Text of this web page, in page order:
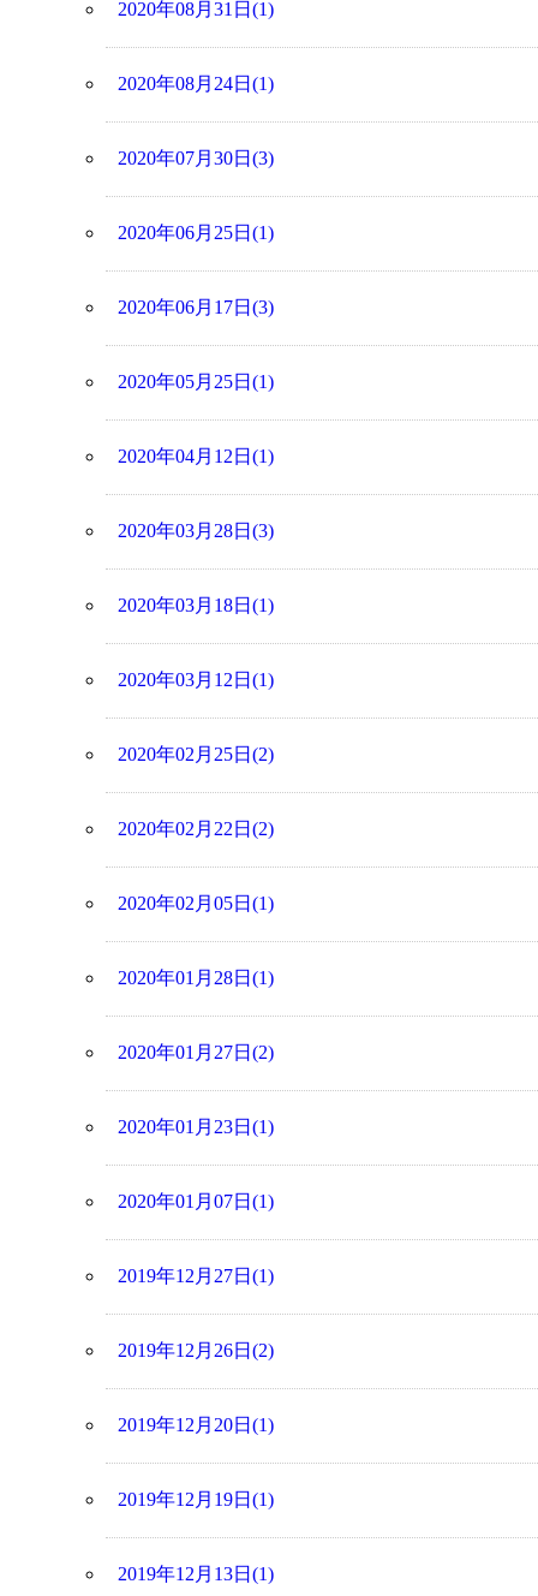
2020年08月31日(1)
2020年08月24日(1)
2020年07月30日(3)
2020年06月25日(1)
2020年06月17日(3)
2020年05月25日(1)
2020年04月12日(1)
2020年03月28日(3)
2020年03月18日(1)
2020年03月12日(1)
2020年02月25日(2)
2020年02月22日(2)
2020年02月05日(1)
2020年01月28日(1)
2020年01月27日(2)
2020年01月23日(1)
2020年01月07日(1)
2019年12月27日(1)
2019年12月26日(2)
2019年12月20日(1)
2019年12月19日(1)
2019年12月13日(1)